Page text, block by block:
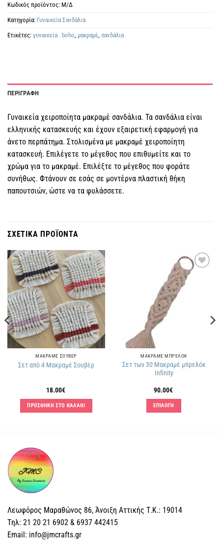
Κωδικός προϊόντος: Μ/Δ
Κατηγορία: Γυναικεία Σανδάλια
Ετικέτες: γυναικεία . boho μακραμέ σανδάλια
ΠΕΡΙΓΡΑΦΗ
Γυναικεία χειροποίητα μακραμέ σανδάλια. Τα σανδάλια είναι
ελληνικής κατασκευής και έχουν εξαιρετική εφαρμογή για
άνετο περπάτημα. Στολισμένα με μακραμέ χειροποίητη
κατασκευή. Επιλέγετε το μέγεθος που επιθυμείτε και το
χρώμα για το μακραμέ. Επιλέξτε το μέγεθος που φοράτε
συνήθως. Φτάνουν σε εσάς σε μοντέρνα πλαστική θήκη
παπουτσιών, ώστε να τα φυλάσσετε.
ΣΧΕΤΙΚΑ ΠΡΟΪΟΝΤΑ
Πρόσθήκη
στην
λίστα
επιθυμιών
ΜΑΚΡΑΜΕ ΣΟΥΒΕΡ
Σετ από 4 Μακραμέ Σουβέρ
18.00€
ΠΡΟΣΘΗΚΗ ΣΤΟ ΚΑΛΑΘΙ
Πρόσθήκη
ΜΑΚΡΑΜΕ ΜΠΡΕΛΟΚ
Σετ των 30 Μακραμέ μπρελόκ
Infinity
90.00€
ΕΠΙΛΟΓΗ
να
Λεωφόρος Μαραθώνος 86, Άνοιξη Αττικής Τ.Κ.: 19014
Tηλ: 21 20 21 6902 & 6937 442415
Email: info@jmcrafts.gr